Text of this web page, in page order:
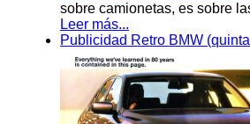
sobre camionetas, es sobre
Leer más...
Publicidad Retro BMW